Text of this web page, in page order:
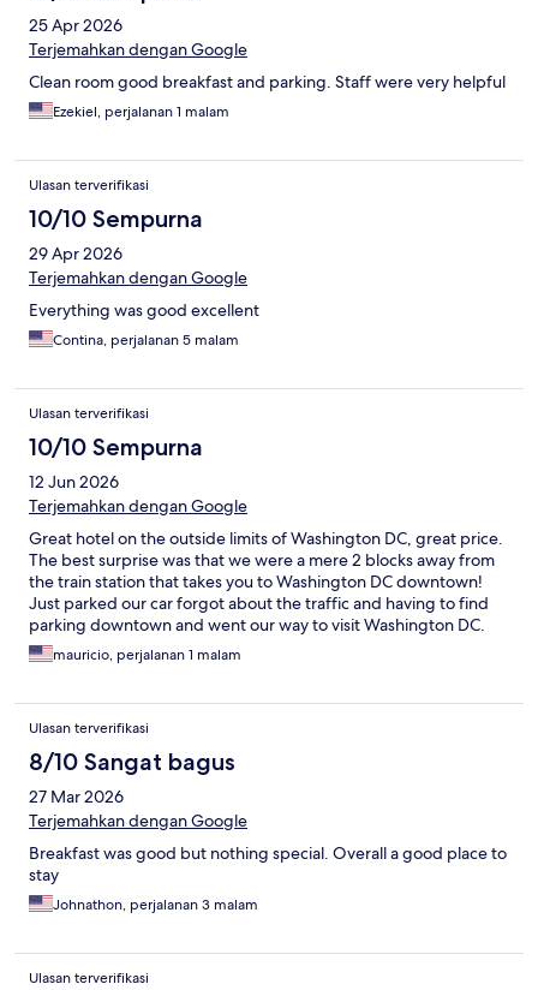
25 Apr 2026
Terjemahkan dengan Google
Clean room good breakfast and parking. Staff were very helpful
Ezekiel, perjalanan 1 malam
Ulasan terverifikasi
10/10 Sempurna
29 Apr 2026
Terjemahkan dengan Google
Everything was good excellent
Contina, perjalanan 5 malam
Ulasan terverifikasi
10/10 Sempurna
12 Jun 2026
Terjemahkan dengan Google
Great hotel on the outside limits of Washington DC, great price.
The best surprise was that we were a mere 2 blocks away from
the train station that takes you to Washington DC downtown!
Just parked our car forgot about the traffic and having to find
parking downtown and went our way to visit Washington DC.
Great location!!
mauricio, perjalanan 1 malam
Ulasan terverifikasi
8/10 Sangat bagus
27 Mar 2026
Terjemahkan dengan Google
Breakfast was good but nothing special. Overall a good place to
stay
Johnathon, perjalanan 3 malam
Ulasan terverifikasi